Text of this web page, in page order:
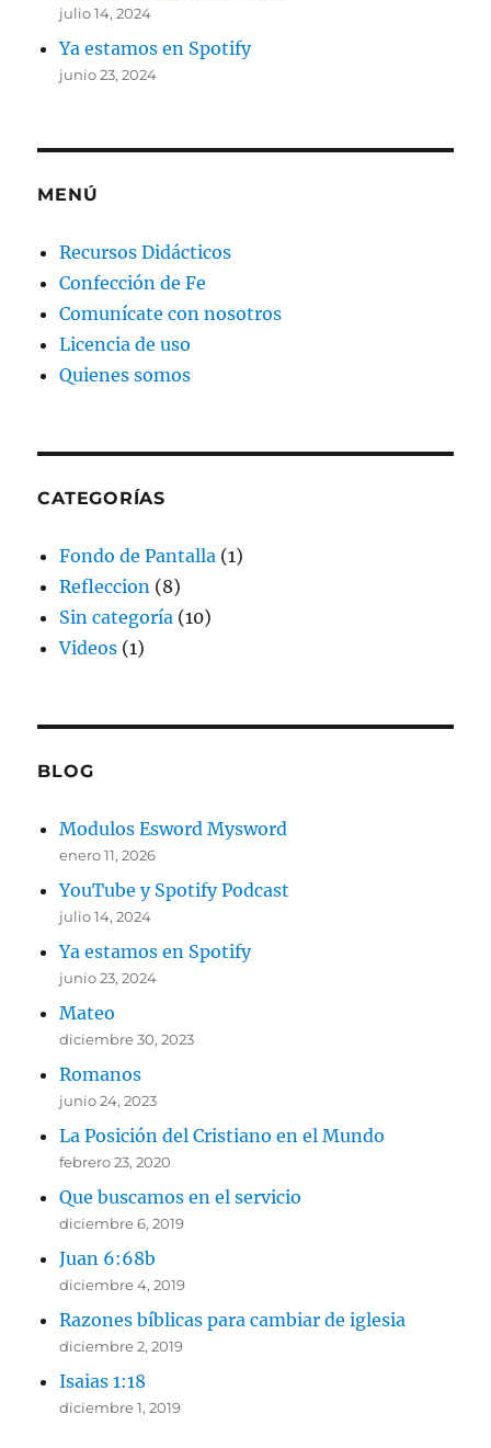
julio 14, 2024
Ya estamos en Spotify
junio 23, 2024
MENÚ
Recursos Didácticos
Confección de Fe
Comunícate con nosotros
Licencia de uso
Quienes somos
CATEGORÍAS
Fondo de Pantalla (1)
Refleccion (8)
Sin categoría (10)
Videos (1)
BLOG
Modulos Esword Mysword
enero 11, 2026
YouTube y Spotify Podcast
julio 14, 2024
Ya estamos en Spotify
junio 23, 2024
Mateo
diciembre 30, 2023
Romanos
junio 24, 2023
La Posición del Cristiano en el Mundo
febrero 23, 2020
Que buscamos en el servicio
diciembre 6, 2019
Juan 6:68b
diciembre 4, 2019
Razones bíblicas para cambiar de iglesia
diciembre 2, 2019
Isaias 1:18
diciembre 1, 2019